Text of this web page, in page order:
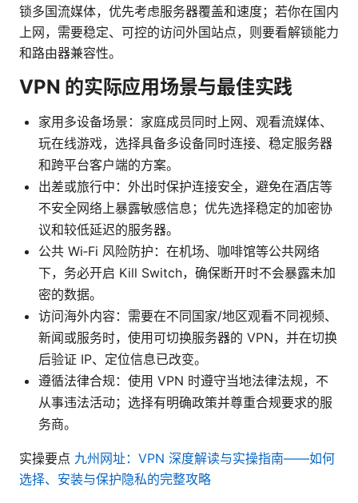
锁多国流媒体，优先考虑服务器覆盖和速度；若你在国内
上网，需要稳定、可控的访问外国站点，则要看解锁能力
和路由器兼容性。
VPN 的实际应用场景与最佳实践
家用多设备场景：家庭成员同时上网、观看流媒体、
玩在线游戏，选择具备多设备同时连接、稳定服务器
和跨平台客户端的方案。
出差或旅行中：外出时保护连接安全，避免在酒店等
不安全网络上暴露敏感信息；优先选择稳定的加密协
议和较低延迟的服务器。
公共 Wi‑Fi 风险防护：在机场、咖啡馆等公共网络
下，务必开启 Kill Switch，确保断开时不会暴露未加
密的数据。
访问海外内容：需要在不同国家/地区观看不同视频、
新闻或服务时，使用可切换服务器的 VPN，并在切换
后验证 IP、定位信息已改变。
遵循法律合规：使用 VPN 时遵守当地法律法规，不
从事违法活动；选择有明确政策并尊重合规要求的服
务商。
实操要点 九州网址：VPN 深度解读与实操指南——如何
选择、安装与保护隐私的完整攻略